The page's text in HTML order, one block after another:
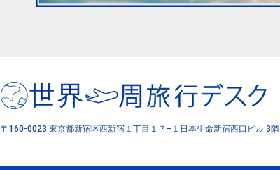
〒160-0023 東京都新宿区西新宿１丁目１７−１ 日本生命新宿西口ビル 3階